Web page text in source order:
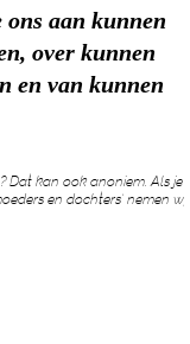
aan kunnen
over kunnen
en van kunnen
Dat kan ook anoniem. Als je
en dochters’ nemen wij